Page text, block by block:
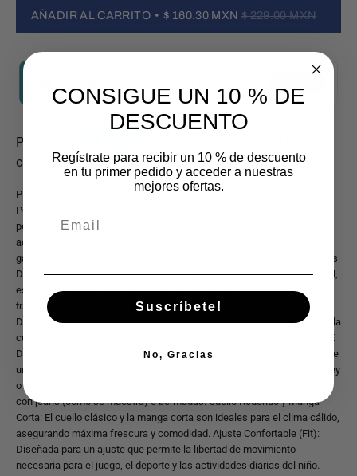
cantidad
AÑADIR AL CARRITO $ 160.30 MXN $ 229.00 MXN
Playera Yale Boys Cuello Redondo Manga Corta | Modelo 6961 Estilo
Positivo y Confort 100% Algodón para Niños Esta playera Yale Boys es
perfecta para los jóvenes que llevan un estilo de vida activo y lleno de
actitud. Su diseño motivacional y su composición de algodón puro
garantizan la comodidad que necesitan para el día a día. Características
Destacadas: Confort 100% Natural: Confeccionada en 100% ALGODÓN,
esta playera proporciona una suavidad excepcional, excelente
transpirabilidad y la comodidad ideal para la piel sensible de los niños.
Diseño Gráfico Positivo: Presenta un diseño que mezcla elementos de la
cultura skate y urbana con un mensaje claro y motivador: "HAVE A NICE
DAY" (Que tengas un buen día). El gráfico dinámico incluye imágenes de
una carretera al atardecer y una patineta. Color Enérgico: El color azul rey
o azul eléctrico de la playera es llamativo, vibrante y fácil de combinar
con jeans (como se muestra) o bermudas. Cuello Redondo y Manga
Corta: El cuello clásico y la manga corta son ideales para el clima cálido,
asegurando máxima frescura y comodidad. Ajuste Confortable (Fit):
Diseñada para un ajuste que permite la libertad de movimiento
necesaria para el juego, el deporte y las actividades diarias del niño.
CONSIGUE UN 10 % DE
DESCUENTO
Regístrate para recibir un 10 % de descuento
en tu primer pedido y acceder a nuestras
mejores ofertas.
Suscríbete!
No, Gracias